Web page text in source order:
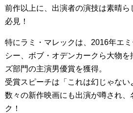
前作以上に、出演者の演技は素晴ら
必見！
特にラミ・マレックは、2016年エ
シー、ボブ・オデンカークら大物
ズ部門の主演男優賞を獲得。
受賞スピーチは「これは幻じゃない
数々の新作映画にも出演が噂され、
ク！